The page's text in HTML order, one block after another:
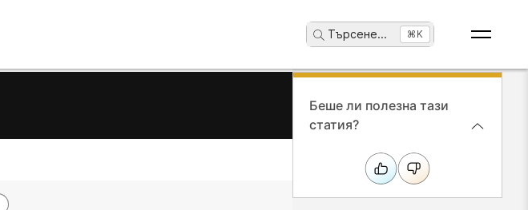
Търсене... ⌘K
Беше ли полезна тази
статия?